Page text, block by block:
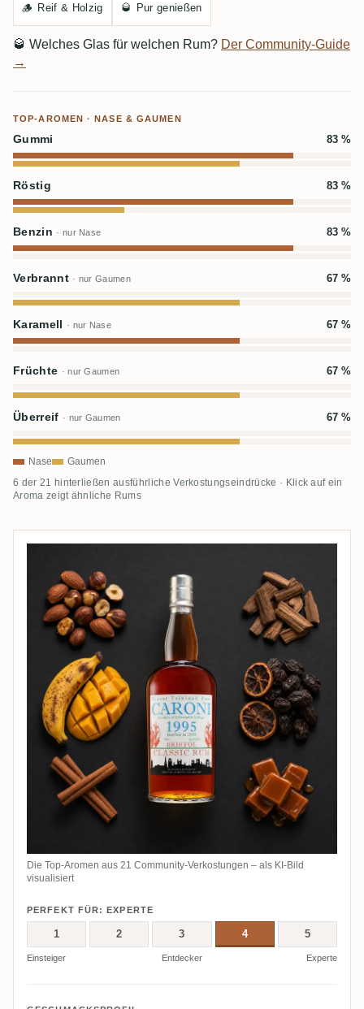
🪵 Reif & Holzig 🥃 Pur genießen
🥃 Welches Glas für welchen Rum? Der Community-Guide
→
TOP-AROMEN · NASE & GAUMEN
Gummi 83 %
Röstig 83 %
Benzin · nur Nase 83 %
Verbrannt · nur Gaumen 67 %
Karamell · nur Nase 67 %
Früchte · nur Gaumen 67 %
Überreif · nur Gaumen 67 %
Nase Gaumen
6 der 21 hinterließen ausführliche Verkostungseindrücke · Klick auf ein
Aroma zeigt ähnliche Rums
Die Top-Aromen aus 21 Community-Verkostungen – als KI-Bild
visualisiert
PERFEKT FÜR: EXPERTE
1 2 3 4 5
Einsteiger Entdecker Experte